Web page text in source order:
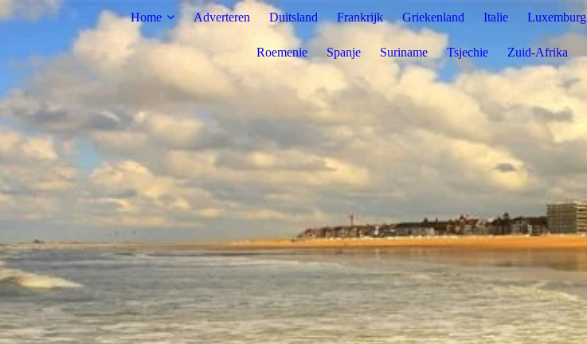
Home Adverteren Duitsland Frankrijk Griekenland Italie Luxemburg
Roemenie Spanje Suriname Tsjechie Zuid-Afrika